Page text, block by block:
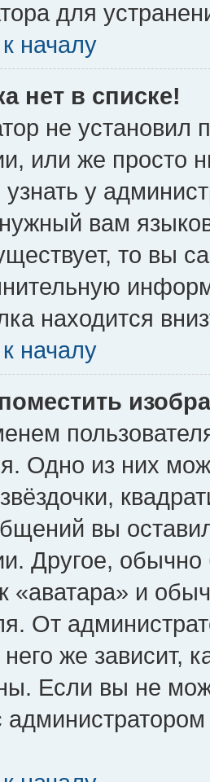
для
началу
нет в списке!
не установил
или же просто
у
вам
то вы
находится
началу
Одно из них
вы
Другое,
«аватара» и
От
же зависит,
Если вы не